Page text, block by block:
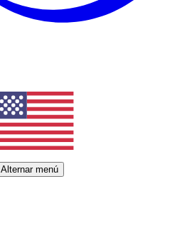
Alternar menú